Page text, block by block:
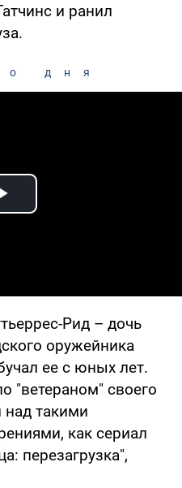
и ранил
дня
Play Video
Рид – дочь
оружейника
ее с юных лет.
"ветераном" своего
над такими
как сериал
перезагрузка",